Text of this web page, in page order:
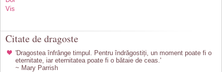
Vis
Citate de dragoste
'Dragostea înfrânge timpul. Pentru îndrăgostiți, un moment poate fi o
eternitate, iar eternitatea poate fi o bătaie de ceas.'
~ Mary Parrish